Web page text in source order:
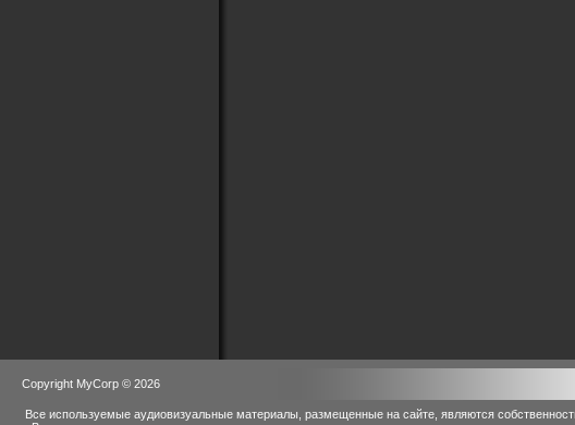
Copyright MyCorp © 2026
Все используемые аудиовизуальные материалы, размещенные на сайте, являются